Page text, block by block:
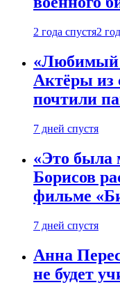
2 года спустя2
«Любимый
Актёры из
почтили
7 дней спустя
«Это была
Борисов
фильме
7 дней спустя
Анна
не будет